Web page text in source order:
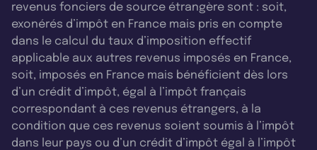
revenus fonciers de source étrangère sont : soit,
exonérés d’impôt en France mais pris en compte
dans le calcul du taux d’imposition effectif
applicable aux autres revenus imposés en France,
soit, imposés en France mais bénéficient dès lors
d’un crédit d’impôt, égal à l’impôt français
correspondant à ces revenus étrangers, à la
condition que ces revenus soient soumis à l’impôt
dans leur pays ou d’un crédit d’impôt égal à l’impôt